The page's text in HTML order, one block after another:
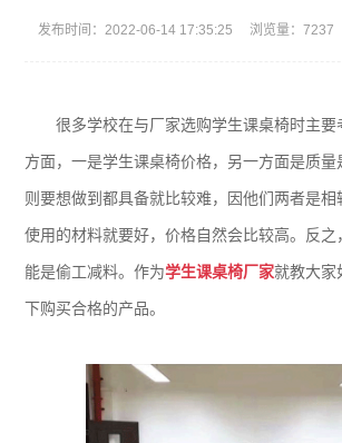
发布时间：2022-06-14 17:35:25 浏览量：7237
很多学校在与厂家选购学生课桌椅时主
方面，一是学生课桌椅价格，另一方面是质
则要想做到都具备就比较难，因他们两者是
使用的材料就要好，价格自然会比较高。反
能是偷工减料。作为学生课桌椅厂家就教大家
下购买合格的产品。